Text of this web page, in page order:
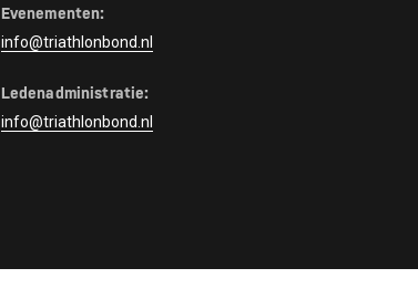
Evenementen:
info@triathlonbond.nl
Ledenadministratie:
info@triathlonbond.nl